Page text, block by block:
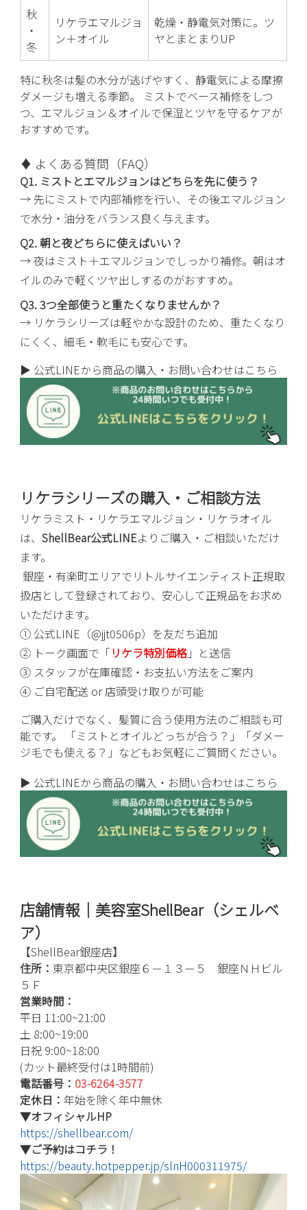
秋
・
冬
リケラエマルジョ
ン＋オイル
乾燥・静電気対策に。ツ
ヤとまとまりUP
特に秋冬は髪の水分が逃げやすく、静電気による摩擦
ダメージも増える季節。 ミストでベース補修をしつ
つ、エマルジョン＆オイルで保湿とツヤを守るケアが
おすすめです。
♦ よくある質問（FAQ）
Q1. ミストとエマルジョンはどちらを先に使う？
→ 先にミストで内部補修を行い、その後エマルジョン
で水分・油分をバランス良く与えます。
Q2. 朝と夜どちらに使えばいい？
→ 夜はミスト＋エマルジョンでしっかり補修。朝はオ
イルのみで軽くツヤ出しするのがおすすめ。
Q3. 3つ全部使うと重たくなりませんか？
→ リケラシリーズは軽やかな設計のため、重たくなり
にくく、細毛・軟毛にも安心です。
▶ 公式LINEから商品の購入・お問い合わせはこちら
リケラシリーズの購入・ご相談方法
リケラミスト・リケラエマルジョン・リケラオイル
は、 ShellBear公式LINEよりご購入・ご相談いただけ
ます。
銀座・有楽町エリアでリトルサイエンティスト正規取
扱店として登録されており、安心して正規品をお求め
いただけます。
① 公式LINE（@jjt0506p）を友だち追加
② トーク画面で「 リケラ特別価格」と送信
③ スタッフが在庫確認・お支払い方法をご案内
④ ご自宅配送 or 店頭受け取りが可能
ご購入だけでなく、髪質に合う使用方法のご相談も可
能です。 「ミストとオイルどっちが合う？」「ダメー
ジ毛でも使える？」などもお気軽にご質問ください。
▶ 公式LINEから商品の購入・お問い合わせはこちら
店舗情報｜美容室ShellBear（シェルベ
ア）
【ShellBear銀座店】
住所： 東京都中央区銀座６－１３－５ 銀座ＮＨビル
５Ｆ
営業時間：
平日 11:00~21:00
土 8:00~19:00
日祝 9:00~18:00
(カット最終受付は1時間前)
電話番号： 03-6264-3577
定休日： 年始を除く年中無休
▼オフィシャルHP
https://shellbear.com/
▼ご予約はコチラ！
https://beauty.hotpepper.jp/slnH000311975/